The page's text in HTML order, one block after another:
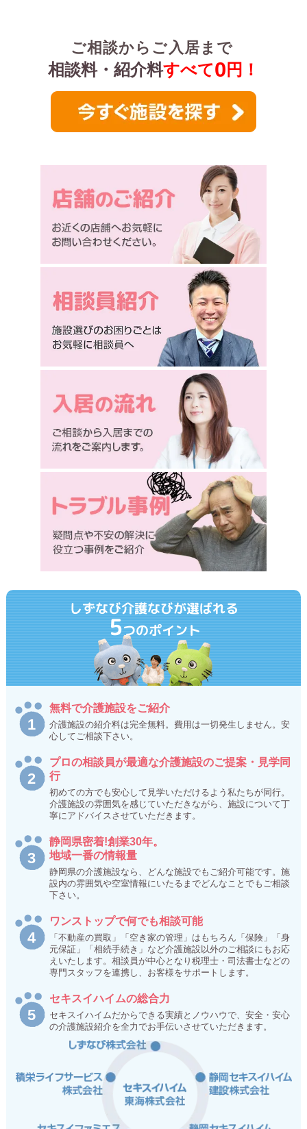
ご相談からご入居まで
相談料・紹介料すべて0 円！
しずなび介護なびが選ばれる
5つのポイント
無料で介護施設をご紹介
介護施設の紹介料は完全無料。費用は一切発生しません。安
心してご相談下さい。
プロの相談員が最適な介護施設のご提案・見学同
行
初めての方でも安心して見学いただけるよう私たちが同行。
介護施設の雰囲気を感じていただきながら、施設について丁
寧にアドバイスさせていただきます。
静岡県密着!創業30年。
地域一番の情報量
静岡県の介護施設なら、どんな施設でもご紹介可能です。施
設内の雰囲気や空室情報にいたるまでどんなことでもご相談
下さい。
ワンストップで何でも相談可能
「不動産の買取」「空き家の管理」はもちろん「保険」「身
元保証」「相続手続き」など介護施設以外のご相談にもお応
えいたします。相談員が中心となり税理士・司法書士などの
専門スタッフを連携し、お客様をサポートします。
セキスイハイムの総合力
セキスイハイムだからできる実績とノウハウで、安全・安心
の介護施設紹介を全力でお手伝いさせていただきます。